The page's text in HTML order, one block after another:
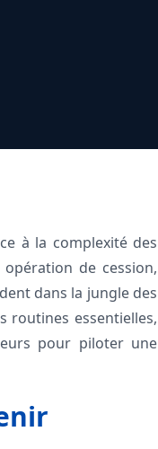
à la complexité des
de cession,
dans la jungle des
routines essentielles,
pour piloter une